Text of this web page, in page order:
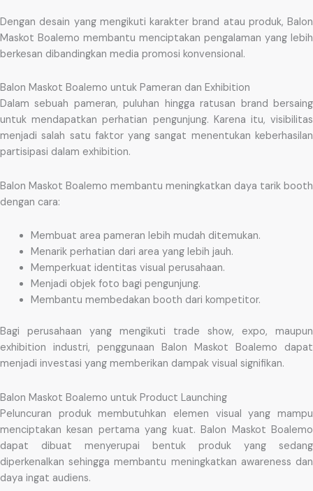
Dengan desain yang mengikuti karakter brand atau produk, Balon
Maskot Boalemo membantu menciptakan pengalaman yang lebih
berkesan dibandingkan media promosi konvensional.
Balon Maskot Boalemo untuk Pameran dan Exhibition
Dalam sebuah pameran, puluhan hingga ratusan brand bersaing
untuk mendapatkan perhatian pengunjung. Karena itu, visibilitas
menjadi salah satu faktor yang sangat menentukan keberhasilan
partisipasi dalam exhibition.
Balon Maskot Boalemo membantu meningkatkan daya tarik booth
dengan cara:
Membuat area pameran lebih mudah ditemukan.
Menarik perhatian dari area yang lebih jauh.
Memperkuat identitas visual perusahaan.
Menjadi objek foto bagi pengunjung.
Membantu membedakan booth dari kompetitor.
Bagi perusahaan yang mengikuti trade show, expo, maupun
exhibition industri, penggunaan Balon Maskot Boalemo dapat
menjadi investasi yang memberikan dampak visual signifikan.
Balon Maskot Boalemo untuk Product Launching
Peluncuran produk membutuhkan elemen visual yang mampu
menciptakan kesan pertama yang kuat. Balon Maskot Boalemo
dapat dibuat menyerupai bentuk produk yang sedang
diperkenalkan sehingga membantu meningkatkan awareness dan
daya ingat audiens.